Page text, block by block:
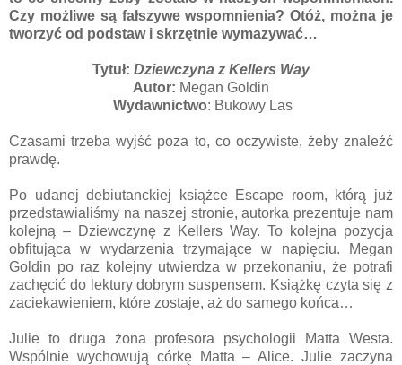
Czy możliwe są fałszywe wspomnienia? Otóż, można je
tworzyć od podstaw i skrzętnie wymazywać…
Tytuł: Dziewczyna z Kellers Way
Autor: Megan Goldin
Wydawnictwo: Bukowy Las
Czasami trzeba wyjść poza to, co oczywiste, żeby znaleźć
prawdę.
Po udanej debiutanckiej książce Escape room, którą już
przedstawialiśmy na naszej stronie, autorka prezentuje nam
kolejną – Dziewczynę z Kellers Way. To kolejna pozycja
obfitująca w wydarzenia trzymające w napięciu. Megan
Goldin po raz kolejny utwierdza w przekonaniu, że potrafi
zachęcić do lektury dobrym suspensem. Książkę czyta się z
zaciekawieniem, które zostaje, aż do samego końca…
Julie to druga żona profesora psychologii Matta Westa.
Wspólnie wychowują córkę Matta – Alice. Julie zaczyna